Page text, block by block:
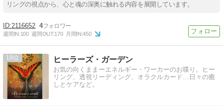
リングの視点から、心と魂の深奥に触れる内容を展開しています。
2116652 4
週間IN:100 週間OUT:170 月間IN:450
18 ヒーラーズ・ガーデン
お気の向くままーエネルギー・ワーカーのお喋り。ヒー
リング、透視リーディング、オラクルカード…日々の癒
しとケアなど。